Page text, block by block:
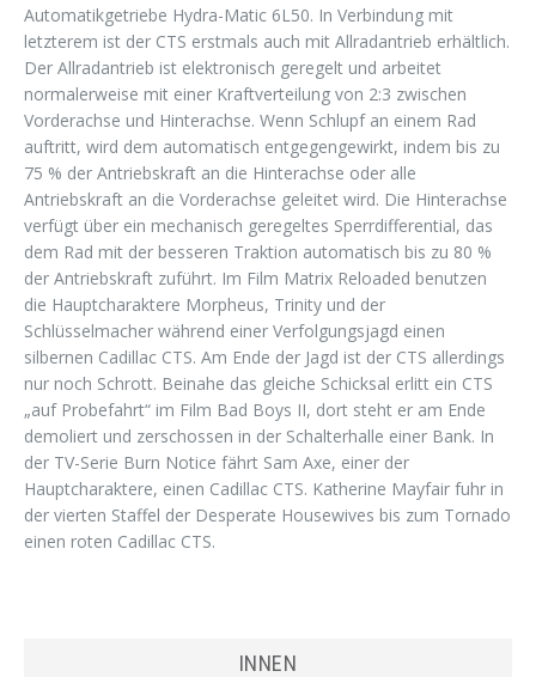
Automatikgetriebe Hydra-Matic 6L50. In Verbindung mit
letzterem ist der CTS erstmals auch mit Allradantrieb erhältlich.
Der Allradantrieb ist elektronisch geregelt und arbeitet
normalerweise mit einer Kraftverteilung von 2:3 zwischen
Vorderachse und Hinterachse. Wenn Schlupf an einem Rad
auftritt, wird dem automatisch entgegengewirkt, indem bis zu
75 % der Antriebskraft an die Hinterachse oder alle
Antriebskraft an die Vorderachse geleitet wird. Die Hinterachse
verfügt über ein mechanisch geregeltes Sperrdifferential, das
dem Rad mit der besseren Traktion automatisch bis zu 80 %
der Antriebskraft zuführt. Im Film Matrix Reloaded benutzen
die Hauptcharaktere Morpheus, Trinity und der
Schlüsselmacher während einer Verfolgungsjagd einen
silbernen Cadillac CTS. Am Ende der Jagd ist der CTS allerdings
nur noch Schrott. Beinahe das gleiche Schicksal erlitt ein CTS
„auf Probefahrt“ im Film Bad Boys II, dort steht er am Ende
demoliert und zerschossen in der Schalterhalle einer Bank. In
der TV-Serie Burn Notice fährt Sam Axe, einer der
Hauptcharaktere, einen Cadillac CTS. Katherine Mayfair fuhr in
der vierten Staffel der Desperate Housewives bis zum Tornado
einen roten Cadillac CTS.
INNEN